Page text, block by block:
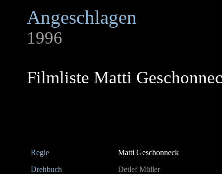
Angeschlagen
1996
Filmliste Matti
Regie
Matti Geschonneck
Drehbuch
Detlef Müller